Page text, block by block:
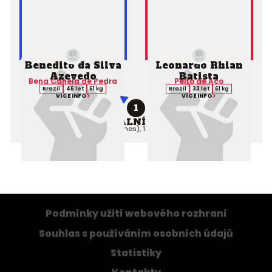
Benedito da Silva
Azevedo
Bena Canela de Pedra
Brazil 46 let
61 kg
VÍCE INFO
1
PROFESIONÁLNÍ ZÁPAS MMA
Výsledek: KO (Punches), 1. kolo 4:20, Rozhodčí:
Leonardo Rhian
Batista
Peito de Aco
Brazil 33 let
61 kg
VÍCE INFO
Podmínky užití webového rozhraní
Souhlas s používáním osobních údajů
Statistiky